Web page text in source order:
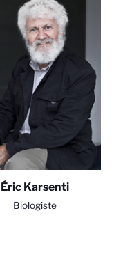
Éric Karsenti
Biologiste